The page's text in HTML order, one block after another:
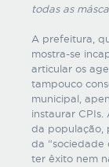
todas as
A prefeitura,
mostra-se
articular os
tampouco
municipal,
instaurar
da população,
da “sociedade
ter êxito nem